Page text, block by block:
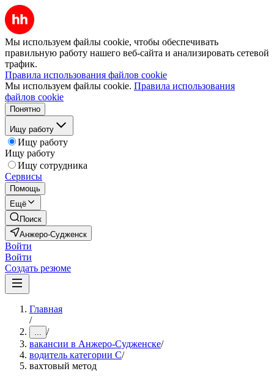
Мы используем файлы cookie, чтобы обеспечивать
правильную работу нашего веб-сайта и анализировать сетевой
трафик.
Правила использования файлов cookie
Мы используем файлы cookie. Правила использования
файлов cookie
Понятно
Ищу работу
Ищу работу
Ищу работу
Ищу сотрудника
Сервисы
Помощь
Ещё
Поиск
Анжеро-Судженск
Войти
Войти
Создать резюме
Главная
/
... /
вакансии в Анжеро-Судженске/
водитель категории C/
вахтовый метод